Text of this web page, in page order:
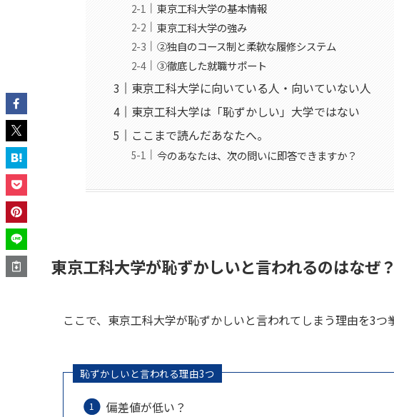
東京工科大学の基本情報
東京工科大学の強み
②独自のコース制と柔軟な履修システム
③徹底した就職サポート
東京工科大学に向いている人・向いていない人
東京工科大学は「恥ずかしい」大学ではない
ここまで読んだあなたへ。
今のあなたは、次の問いに即答できますか？
東京工科大学が恥ずかしいと言われるのはなぜ？
ここで、東京工科大学が恥ずかしいと言われてしまう理由を3つ
恥ずかしいと言われる理由3つ
偏差値が低い？